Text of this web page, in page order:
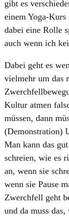
gibt es
einem Yoga-
dabei eine Rolle
auch wenn ich
Dabei geht es
vielmehr um das
Kultur atmen
müssen, dann
(Demonstration)
Man kann das
schreien, wie es
an, wenn sie
wenn sie Pause
Zwerchfell geht
und da muss